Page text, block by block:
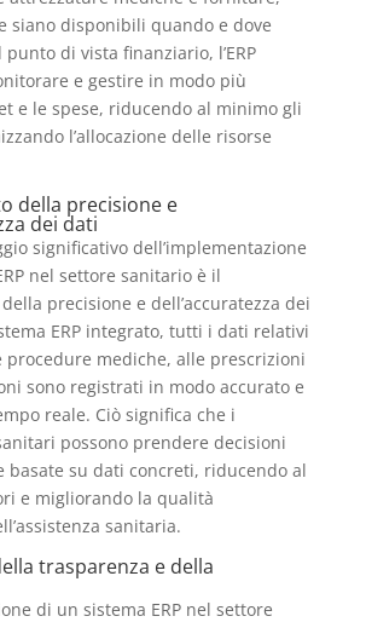
siano disponibili quando e dove
punto di vista finanziario, l’ERP
e gestire in modo più
e le spese, riducendo al minimo gli
l’allocazione delle risorse
della precisione e
dei dati
significativo dell’implementazione
nel settore sanitario è il
precisione e dell’accuratezza dei
ERP integrato, tutti i dati relativi
procedure mediche, alle prescrizioni
sono registrati in modo accurato e
reale. Ciò significa che i
possono prendere decisioni
basate su dati concreti, riducendo al
e migliorando la qualità
sanitaria.
trasparenza e della
di un sistema ERP nel settore